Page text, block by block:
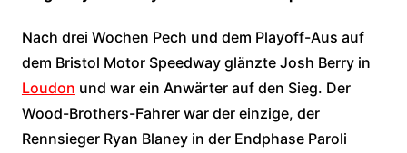
Nach drei Wochen Pech und dem Playoff-Aus auf
dem Bristol Motor Speedway glänzte Josh Berry in
Loudon und war ein Anwärter auf den Sieg. Der
Wood-Brothers-Fahrer war der einzige, der
Rennsieger Ryan Blaney in der Endphase Paroli